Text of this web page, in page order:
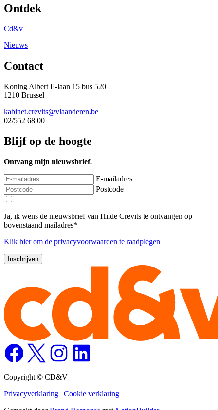
Ontdek
Cd&v
Nieuws
Contact
Koning Albert II-laan 15 bus 520
1210 Brussel
kabinet.crevits@vlaanderen.be
02/552 68 00
Blijf op de hoogte
Ontvang mijn nieuwsbrief.
E-mailadres
Postcode
Ja, ik wens de nieuwsbrief van Hilde Crevits te ontvangen op
bovenstaand mailadres*
Klik hierom de privacyvoorwaarden te raadplegen
Copyright © CD&V
Privacyverklaring | Cookie verklaring